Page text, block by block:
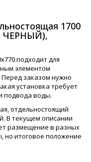
1700
ЧЕРНЫЙ),
подходит для
элементом
заказом нужно
установка требует
подвода воды.
отдельностоящий
В текущем описании
размещение в разных
но итоговое положение